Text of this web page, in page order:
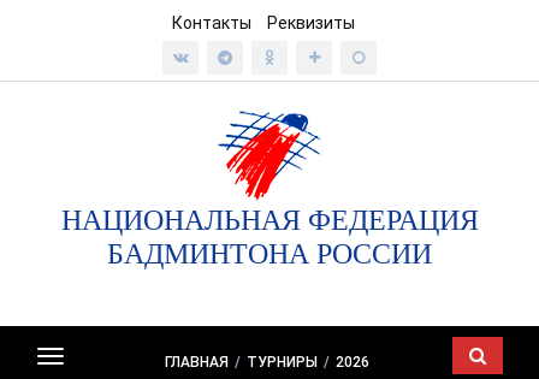
Контакты Реквизиты
НАЦИОНАЛЬНАЯ ФЕДЕРАЦИЯ
БАДМИНТОНА РОССИИ
Показать/
ГЛАВНАЯ / ТУРНИРЫ / 2026